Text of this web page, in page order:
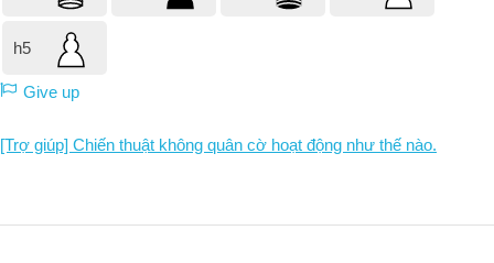
h5
Give up
[Trợ giúp] Chiến thuật không quân cờ hoạt động như thế nào.